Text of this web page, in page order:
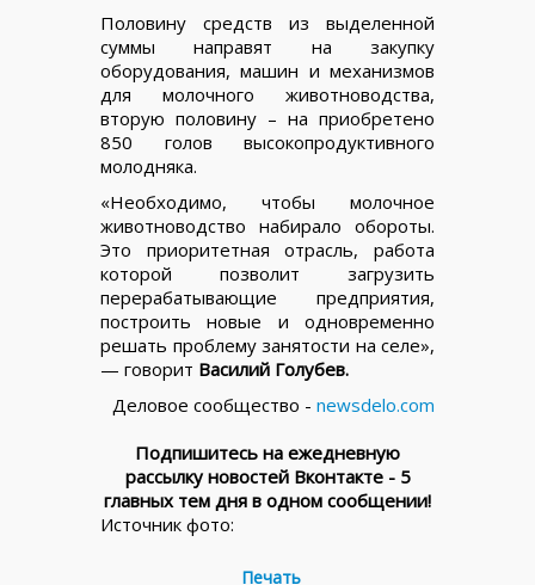
Половину средств из выделенной
суммы направят на закупку
оборудования, машин и механизмов
для молочного животноводства,
вторую половину – на приобретено
850 голов высокопродуктивного
молодняка.
«Необходимо, чтобы молочное
животноводство набирало обороты.
Это приоритетная отрасль, работа
которой позволит загрузить
перерабатывающие предприятия,
построить новые и одновременно
решать проблему занятости на селе»,
— говорит Василий Голубев.
Деловое сообщество - newsdelo.com
Подпишитесь на ежедневную
рассылку новостей Вконтакте - 5
главных тем дня в одном сообщении!
Источник фото:
Печать